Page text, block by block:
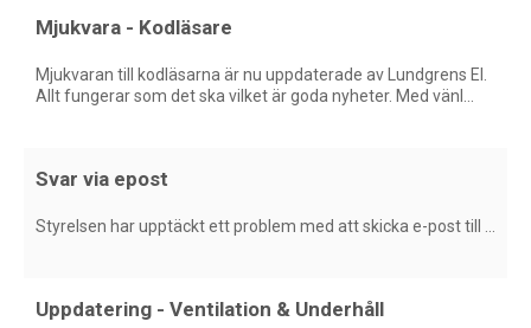
Mjukvara - Kodläsare
Mjukvaran till kodläsarna är nu uppdaterade av Lundgrens El.
Allt fungerar som det ska vilket är goda nyheter. Med vänl...
Svar via epost
Styrelsen har upptäckt ett problem med att skicka e-post till ...
​Uppdatering - Ventilation & Underhåll